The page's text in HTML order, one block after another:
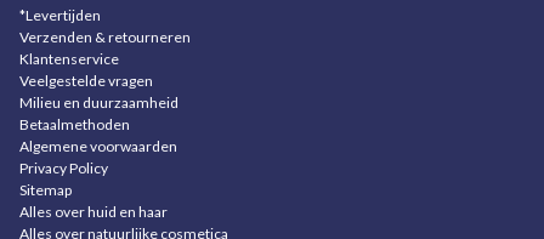
*Levertijden
Verzenden & retourneren
Klantenservice
Veelgestelde vragen
Milieu en duurzaamheid
Betaalmethoden
Algemene voorwaarden
Privacy Policy
Sitemap
Alles over huid en haar
Alles over natuurlijke cosmetica